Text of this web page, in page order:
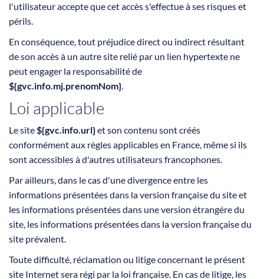
l'utilisateur accepte que cet accès s'effectue à ses risques et
périls.
En conséquence, tout préjudice direct ou indirect résultant
de son accès à un autre site relié par un lien hypertexte ne
peut engager la responsabilité de
${gvc.info.mj.prenomNom}.
Loi applicable
Le site${gvc.info.url}et son contenu sont créés
conformément aux règles applicables en France, même si ils
sont accessibles à d'autres utilisateurs francophones.
Par ailleurs, dans le cas d'une divergence entre les
informations présentées dans la version française du site et
les informations présentées dans une version étrangére du
site, les informations présentées dans la version française du
site prévalent.
Toute difficulté, réclamation ou litige concernant le présent
site Internet sera régi par la loi française. En cas de litige, les